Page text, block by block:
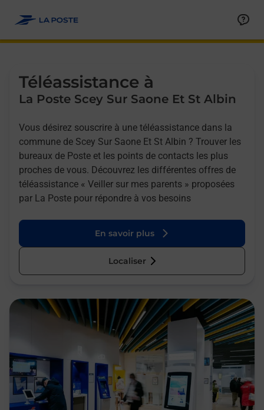
Téléassistance à
La Poste Scey Sur Saone Et St Albin
Vous désirez souscrire à une téléassistance dans la
commune de Scey Sur Saone Et St Albin ? Trouver les
bureaux de Poste et les points de contacts les plus
proches de vous. Découvrez les différentes offres de
téléassistance « Veiller sur mes parents » proposées
par La Poste pour répondre à vos besoins
En savoir plus
Localiser